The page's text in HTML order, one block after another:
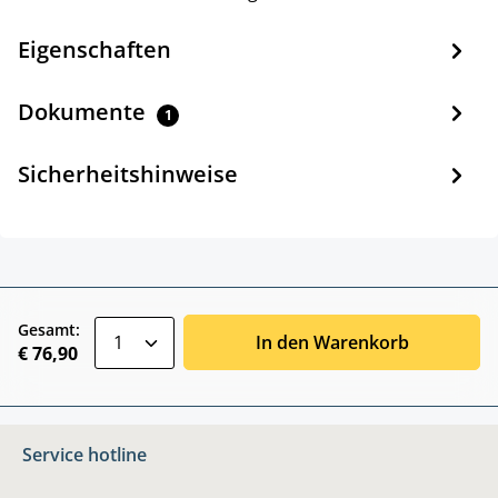
Eigenschaften
Dokumente 1
Sicherheitshinweise
Gesamt:
€ 76,90 In den Warenkorb
Service hotline